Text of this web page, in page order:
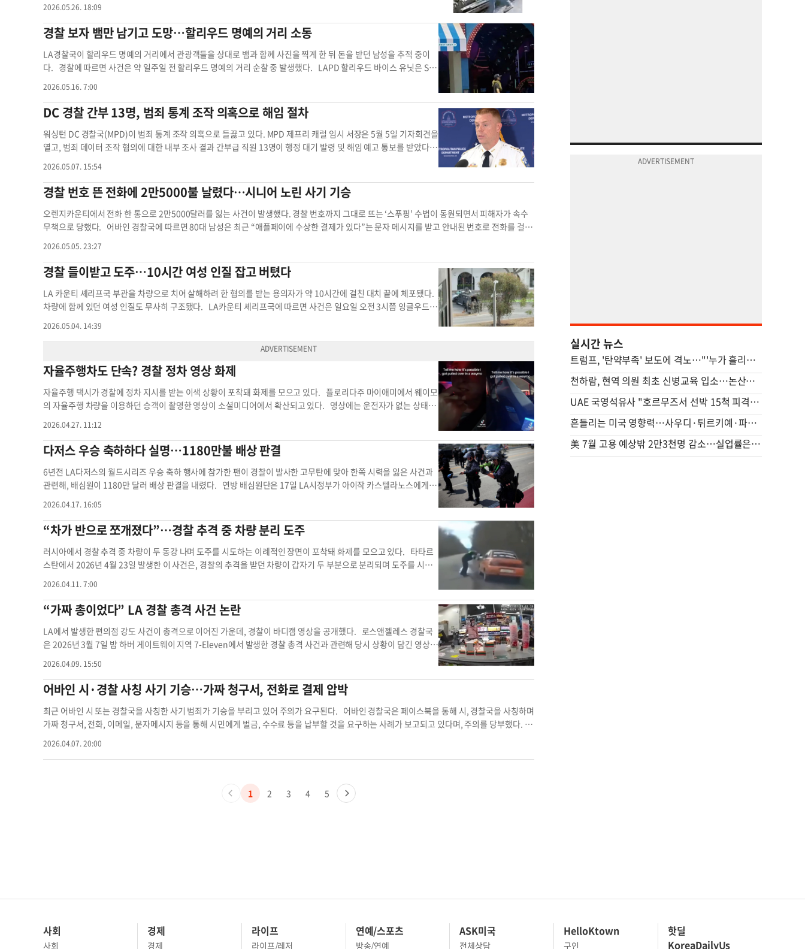
추적과 피해 차량 수색을 진행하고 있다. 안방까지 침입한 괴한의 감금 폭행 경찰에 따르면 사건은 나디나 드라이브
(Nadina Drive)와 칠코 드라이브(Chilko Drive) 인근 주택가에서 발생했다. 피해 노인은 집 안에서 잠을 자던 중 갑
자기 침입한 괴한과 마주쳤고, 저항하는 과정에서 폭행을 당한 뒤 강제로 감금된 것으로 조사됐다. 범인은 피해자의 휴
대전화와 신용카드, 차고에 있던 차량까지 빼앗아 달아났으며, 피해 노인은 범행 뒤 스스로 빠져나와 경찰에 신고했
다. 용의자는 범행 당시 RCMP 로고와 문양이 새겨진 어두운색 야구 모자를 착용하고 있었으며, 목에는 배지처럼 보
다. 용의자는 사건 당일 오전 인근 주민들에게 자신을 기술자라고 소개하며 피해자와 주택 정보를 묻고 다닌 것으로 확
인됐다. 경찰은 범인이 경찰 관련 복장을 이용해 신뢰를 유도한 점을 보고 수사를 이어가고 있다. 용의자 인적 사항 공
시 및 공개 수사 전환 수사 당국은 용의자의 특징도 공개했다. 용의자는 키 약 180cm에 몸무게 약 100kg의 크고 다
부진 체격을 가진 백인 남성으로 묘사됐다. 범행 당시 검은색 뿔테안경을 착용하고 있었으며, 수염이 없는 얼굴에 흰색
깃 달린 골프 셔츠와 청백색 운동화, 황갈색 가죽 장갑 차림이었다. 경찰은 용의자가 피해자의 2022년식 녹색 현대 코
접근하지 말고 즉시 911 또는 경찰에 신고해 달라고 당부했다. 김건수 기자
자 가짜 경찰 경찰 관련
2026.05.26. 18:09
경찰 보자 뱀만 남기고 도망…할리우드 명예의 거리 소동
LA경찰국이 할리우드 명예의 거리에서 관광객들을 상대로 뱀과 함께 사진을 찍게 한 뒤 돈을 받던 남성을 추적 중이
다. 경찰에 따르면 사건은 약 일주일 전 할리우드 명예의 거리 순찰 중 발생했다. LAPD 할리우드 바이스 유닛은 SN
남성은 도주했고, 현장에 뱀들을 남겨둔 채 달아난 것으로 전해졌다. 경찰은 현장에 남겨진 여러 마리의 대형 뱀들을
안전하게 확보한 뒤 LA동물관리국에 인계했다고 밝혔다. 공개된 사진에는 경찰관들이 대형 뱀들을 직접 다루는 모습
이 담겼다. 당국은 정확한 뱀의 수와 용의자가 어떻게 뱀들을 확보했는지에 대해서는 공개하지 않았다. 경찰은 SNS
게시물에서 “오늘 조여진 건 뱀이 아니라 그의 도주 계획이었다”고 농담 섞인 표현도 남겼다. 다만 경찰은 용의자가
이후 검거됐는지 여부는 밝히지 않았다. 온라인 속보팀할리우드 경찰 할리우드 명예 거리 소동 거리 순찰
2026.05.16. 7:00
DC 경찰 간부 13명, 범죄 통계 조작 의혹으로 해임 절차
워싱턴 DC 경찰국(MPD)이 범죄 통계 조작 의혹으로 들끓고 있다. MPD 제프리 캐럴 임시 서장은 5월 5일 기자회견을
열고, 범죄 데이터 조작 혐의에 대한 내부 조사 결과 간부급 직원 13명이 행정 대기 발령 및 해임 예고 통보를 받았다고
이들은 도시 안전을 과장해 보이기 위해 범죄 건수를 낮춰 분류했다는 혐의를 받고 있다. 캐럴 서장은 "아직 아무도 해
고된 것은 아니며, 모두 내부 절차에 따른 이의신청 권리를 갖고 있다"고 밝혔다. 해임 예고 대상에는 이미 별도 이유로
대기 발령 중이던 마이클 풀리엄 수사관도 포함됐는데, 그는 혐의를 전면 부인하고 있다. DC 지역 한인 거주자들이
밀집한 몽고메리·페어팩스 카운티 인근 지역의 치안 정책에도 직간접적 영향을 미칠 수 있는 사안으로, 향후 조직 개
편 및 연방 의회 조사의 추이가 주목된다. 온라인 속보팀경찰 간부 범죄 통계 경찰 간부 범죄 데이터
2026.05.07. 15:54
경찰 번호 뜬 전화에 2만5000불 날렸다…시니어 노린 사기 기승
오렌지카운티에서 전화 한 통으로 2만5000달러를 잃는 사건이 발생했다. 경찰 번호까지 그대로 뜨는 ‘스푸핑’ 수법이 동원되면서 피해자가 속수
무책으로 당했다. 어바인 경찰국에 따르면 80대 남성은 최근 “애플페이에 수상한 결제가 있다”는 문자 메시지를 받고 안내된 번호로 전화를 걸었
국(ATF) 관계자를 사칭하며 실제 공무원 이름까지 거론해 신뢰를 얻었다. 통화를 끊고 안심할 틈도 없었다. 곧바로 어바인 경찰국 번호가 핸드폰
화면에 표시된 전화가 걸려왔다. 발신자는 경찰 간부를 자처하며 “수사에 협조해야 한다”고 압박했다. 결정타는 ‘벌금’이었다. 사기범은 “문제를
해결하려면 2만5000달러를 내야 한다”고 요구했고 피해자는 수시간 통화를 이어가며 은행에서 현금을 인출했다. 돈은 신발 상자에 담겨 어바인
한 쇼핑센터 주차장에서 정체불명의 인물에게 전달됐다. 경찰은 여러 명이 역할을 나눈 조직적 범행으로 보고 수사를 벌이고 있다. 경찰은 “수사
기관이 전화로 돈을 요구하는 일은 절대 없다”며 “의심스러운 전화는 즉시 끊고 공식 번호로 다시 확인해야 한다”고 강조했다. 한편 이처럼 전화
번호를 조작해 공공기관을 사칭하는 사기는 남가주 전역에서 빠르게 늘고 있어 각별한 주의가 요구된다. 강한길 기자시니어 경찰 경찰 번호 어바
인 경찰국 사기 기승
2026.05.05. 23:27
경찰 들이받고 도주…10시간 여성 인질 잡고 버텼다
LA 카운티 셰리프국 부관을 차량으로 치어 살해하려 한 혐의를 받는 용의자가 약 10시간에 걸친 대치 끝에 체포됐다.
차량에 함께 있던 여성 인질도 무사히 구조됐다. LA카운티 셰리프국에 따르면 사건은 일요일 오전 3시쯤 잉글우드와
고 도주하며 부관을 들이받은 것으로 조사됐다. 이후 약 10시간 뒤, 자동번호판 인식 시스템을 통해 용의 차량 위치가
확인됐고 베벌리힐스 경찰국이 추격에 나섰다. 짧은 추격전 끝에 차량은 사우스 로버트슨 블러바드와 버튼 웨이 인근
명이 인질로 붙잡혀 있었던 것으로 확인됐다. 여성은 일요일 밤 늦게 무사히 빠져나왔다. 이후에도 약 1시간가량 대
치가 이어졌으며, 용의자는 월요일 오전 12시 20분쯤 체포됐다. 용의자는 오스발도 델 리오로 확인됐으며, 차량 호출
서비스 운전자로 알려졌다. 그는 현재 살인미수 혐의로 100만 달러 보석금이 책정된 상태다. 당국은 초기 검문 경위
와 인질과의 관계 등 사건 전반에 대한 추가 조사를 진행 중이다. 온라인 속보팀경찰 도주 여성 인질도 베벌리힐스 경
찰국 여성 1명
2026.05.04. 14:39
자율주행차도 단속? 경찰 정차 영상 화제
자율주행 택시가 경찰에 정차 지시를 받는 이색 상황이 포착돼 화제를 모으고 있다. 플로리다주 마이애미에서 웨이모
의 자율주행 차량을 이용하던 승객이 촬영한 영상이 소셜미디어에서 확산되고 있다. 영상에는 운전자가 없는 상태에
야 하죠?”라고 말하는 장면이 포착됐다. 이후 차량 시스템을 통해 원격 지원팀이 연결되며 상황 파악에 나섰다. “웨
이모 지원팀입니다. 괜찮으신가요?”라는 음성이 차량 내부에 전달됐고, 승객은 경찰이 차량 이상을 의심해 정차시켰
다고 설명했다. 현장에 있던 경찰은 “차량이 도로 중간에서 멈췄다가 다시 출발하는 일이 반복돼 약 5~7블록 동안 뒤
따랐다”고 밝힌 것으로 전해졌다. 해당 영상은 사건의 최종 처리 과정은 공개하지 않은 채 종료됐으며, 구체적인 경위
는 아직 확인되지 않았다. 웨이모 차량은 운전자 없이 운행되는 대신 원격 지원 시스템을 통해 승객과 경찰 등 관계자
운전자 경찰 웨이모 차량 자율주행 차량 원격 지원팀
2026.04.27. 11:12
다저스 우승 축하하다 실명…1180만불 배상 판결
6년전 LA다저스의 월드시리즈 우승 축하 행사에 참가한 팬이 경찰이 발사한 고무탄에 맞아 한쪽 시력을 잃은 사건과
관련해, 배심원이 1180만 달러 배상 판결을 내렸다. 연방 배심원단은 17일 LA시정부가 아이작 카스텔라노스에게 1
의 월드시리즈 우승을 축하하던 중 LA경찰국(LAPD)이 발사한 비살상 고무탄에 얼굴을 맞아 한쪽 눈 시력을 영구적으
로 잃었다. 당시 22세였던 그는 캘스테이트 롱비치 재학생으로, 사건 이후 약 6년에 걸친 법적 공방을 이어왔다. 원
고 측은 경찰이 과도한 무력을 사용했다고 주장했다. 특히 군중 해산용으로 사용되는 ‘37mm 스킵 트레이스 발사
기’가 규정과 달리 장거리에서 발사되면서 탄환이 지면이 아닌 얼굴 높이로 튀어 올라 피해를 키웠다고 지적했다. 해
당 무기는 원래 근거리에서 지면으로 반사돼 낮게 튕기면서 하체를 맞히도록 설계됐지만, 사건 당시 약 145피트 거리
했다. 반면 LAPD는 당시 일부 군중이 상점 파손과 약탈을 벌이고 있어 대응에 나섰다는 입장을 밝혔다. 이 사고로
카스텔라노스는 시력 상실뿐 아니라 정신적 충격을 겪었으며, 유망한 e스포츠 선수로서의 커리어도 사실상 중단됐다
고 밝혔다. 그는 사건 몇 달 전 게임 대회에서 2만 달러 상금을 수상한 경력이 있었다. 배심원단은 6일간의 증언과 증
거 검토 후 2시간도 채 되지 않아 평결을 내렸다. 원고 측은 관련 주법에 따라 배상액을 최대 3배까지 확대하는 방안
도 추진 중이다. 다만 이번 판결은 항소 가능성이 높고, 최종 합의에는 시 당국의 승인도 필요하다. 이번 판결은 시위
부 발사체 사용을 제한받고 있으며, 연방 판사는 올해 1월 40mm 발사기 사용을 금지하는 가처분 명령을 내린 바 있
다. 그럼에도 최근 시위에서는 최루탄과 함께 수천 발에 달하는 비살상 탄이 사용된 것으로 나타나 논란이 이어지고
있다. 당국은 “모든 물리력 사용에 대해 철저한 조사를 진행하겠다”고 밝혔다. 온라인 속보팀대학생 경찰 실명 대학생
대학생 시력 경찰 과잉
2026.04.17. 16:05
“차가 반으로 쪼개졌다”…경찰 추격 중 차량 분리 도주
러시아에서 경찰 추격 중 차량이 두 동강 나며 도주를 시도하는 이례적인 장면이 포착돼 화제를 모으고 있다. 타타르
스탄에서 2026년 4월 23일 발생한 이 사건은, 경찰의 추격을 받던 차량이 갑자기 두 부분으로 분리되며 도주를 시도
에는 추격 중이던 차량이 갑작스럽게 앞뒤로 분리되며 경찰을 혼란에 빠뜨리는 장면이 담겼다. 이 같은 방식은 경찰
의 추적을 따돌리기 위한 목적으로 설계된 것으로 보이며, 실제 영화나 액션 장면을 연상케 하는 모습에 온라인에서 큰
관심을 끌고 있다. 다만 경찰은 결국 도주에 성공하지 못한 운전자를 붙잡았다고 밝혔다. 당국은 해당 차량 개조 방
식과 불법 여부에 대해 추가 조사를 진행 중이다. AI 생성 기사경찰 추격 차량 분리 경찰 추격 해당 차량
2026.04.11. 7:00
“가짜 총이었다” LA 경찰 총격 사건 논란
LA에서 발생한 편의점 강도 사건이 총격으로 이어진 가운데, 경찰이 바디캠 영상을 공개했다. 로스앤젤레스 경찰국
은 2026년 3월 7일 밤 하버 게이트웨이 지역 7-Eleven에서 발생한 경찰 총격 사건과 관련해 당시 상황이 담긴 영상을
현장에 도착한 경찰은 53세 여성 신시아 앤 아이비 에이커스가 매장 계산대 뒤에 서 있는 것을 확인했다. 경찰은 여러
차례 구두로 투항을 명령했지만 용의자는 이에 응하지 않았고, 이후 갑자기 가방에서 총기를 꺼내 경찰을 향해 겨누면
서 상황이 급박해졌다고 밝혔다. 이에 경찰은 발포했고, 용의자는 총격을 받고 제압됐다. 이후 경찰은 즉시 응급 처치
를 실시하고 로스앤젤레스 소방국을 호출했으나, 용의자는 현장에서 사망 판정을 받았다. 수사 결과 용의자가 소지한
총기는 실제 총기가 아닌 BB탄 총(펠릿건)으로 확인돼 논란이 예상된다. 경찰은 이번 사건에서 추가 부상자는 없었
2026.04.09. 15:50
어바인 시·경찰 사칭 사기 기승…가짜 청구서, 전화로 결제 압박
최근 어바인 시 또는 경찰국을 사칭한 사기 범죄가 기승을 부리고 있어 주의가 요구된다. 어바인 경찰국은 페이스북을 통해 시, 경찰국을 사칭하며
가짜 청구서, 전화, 이메일, 문자메시지 등을 통해 시민에게 벌금, 수수료 등을 납부할 것을 요구하는 사례가 보고되고 있다며, 주의를 당부했다.
과 긴박감을 조성하는 수법을 사용하고 있다고 밝혔다. 또 정상적인 정부 기관은 예고 없이 연락해 벌금, 수수료 등의 즉각적인 납부를 요구하지 않
는다고 설명했다. 당국은 기프트카드, 암호화폐, 간편결제 앱 등을 통한 결제를 요구하는 경우, 특히 사기 가능성이 높다며 의심스러운 연락을 받
권유했다. 임상환 기자어바인 경찰 어바인 경찰국 경찰 사칭 최근 어바인
2026.04.07. 20:00
1 2 3 4 5
실시간 뉴스
트럼프, '탄약부족' 보도에 격노…"'누가 흘리나' 색출 지시"
천하람, 현역 의원 최초 신병교육 입소…논산서 2박3일 생활
UAE 국영석유사 "호르무즈서 선박 15척 피격…이번주에도 3척"
흔들리는 미국 영향력…사우디·튀르키예·파키스탄 안보 손잡았다(종합)
美 7월 고용 예상밖 2만3천명 감소…실업률은 4.1%로 떨어져(종합)
사회
사회
경제
경제
라이프
라이프/레저
연예/스포츠
방송/연예
ASK미국
전체상담
HelloKtown
구인
핫딜
KoreaDailyUs